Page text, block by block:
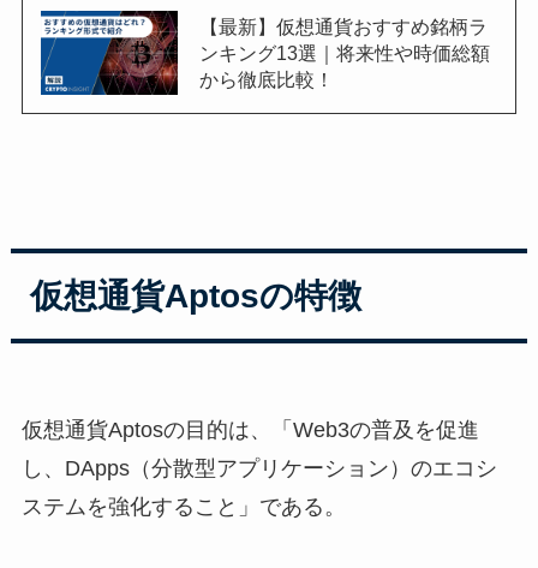
【最新】仮想通貨おすすめ銘柄ラ
ンキング13選｜将来性や時価総額
から徹底比較！
仮想通貨Aptosの特徴
仮想通貨Aptosの目的は、「Web3の普及を促進
し、DApps（分散型アプリケーション）のエコシ
ステムを強化すること」である。